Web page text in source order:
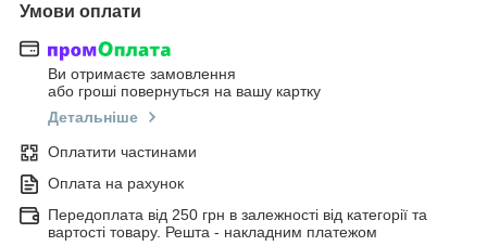
Умови оплати
Ви отримаєте замовлення
або гроші повернуться на вашу картку
Детальніше
Оплатити частинами
Оплата на рахунок
Передоплата від 250 грн в залежності від категорії та
вартості товару. Решта - накладним платежом